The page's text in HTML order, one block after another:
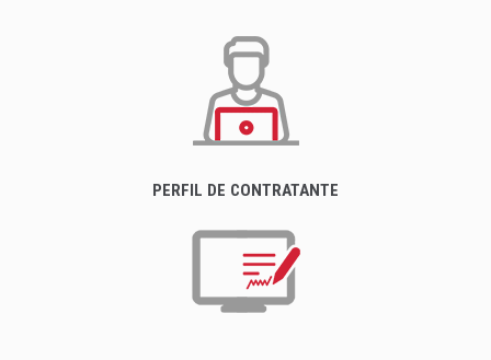
PERFIL DE CONTRATANTE